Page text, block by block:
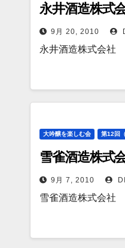
永井酒造株式
9月 20, 2010
永井酒造株式会社
大吟醸を楽しむ会 第12回
雪雀酒造株式
9月 7, 2010
雪雀酒造株式会社